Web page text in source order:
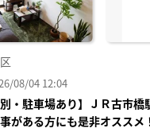
08/04 12:04
別・駐車場あり】ＪＲ古市
がある方にも是非オススメ